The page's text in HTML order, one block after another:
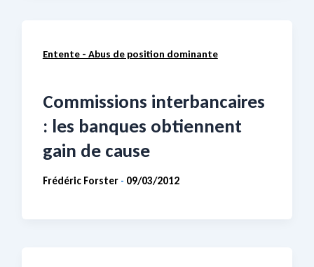
Entente - Abus de position dominante
Commissions interbancaires
: les banques obtiennent
gain de cause
Frédéric Forster - 09/03/2012